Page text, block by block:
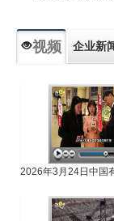
视频 企业新